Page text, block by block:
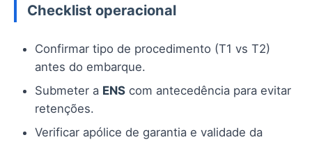
Checklist operacional
Confirmar tipo de procedimento (T1 vs T2)
antes do embarque.
Submeter a ENS com antecedência para evitar
retenções.
Verificar apólice de garantia e validade da